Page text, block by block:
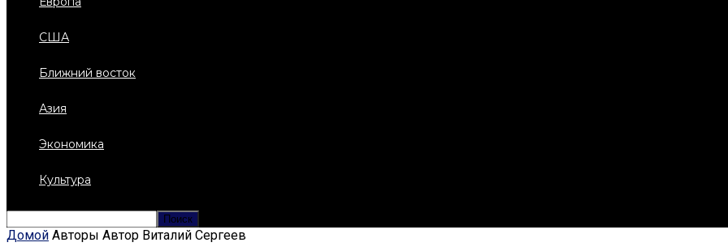
США
Ближний восток
Азия
Экономика
Культура
Домой Авторы Автор Виталий Сергеев